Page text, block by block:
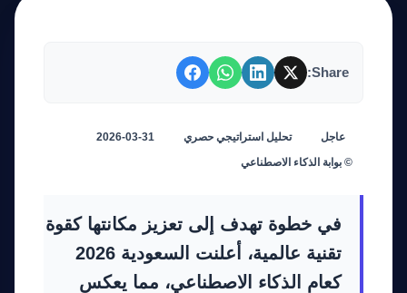
Share:
عاجل تحليل استراتيجي حصري
2026-03-31
© بوابة الذكاء الاصطناعي
في خطوة تهدف إلى تعزيز مكانتها كقوة
تقنية عالمية، أعلنت السعودية 2026
كعام الذكاء الاصطناعي، مما يعكس